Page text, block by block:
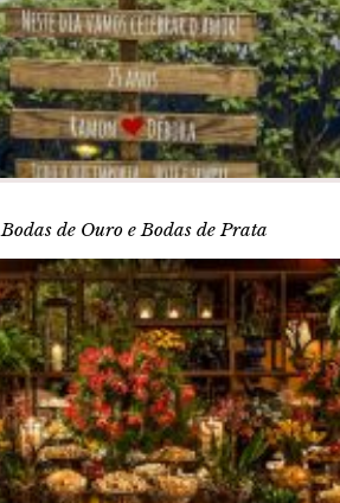
Bodas de Ouro e Bodas de Prata